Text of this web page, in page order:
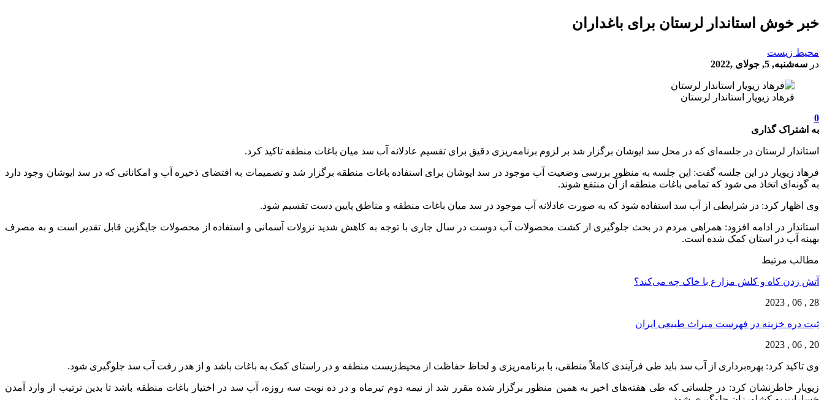
خبر خوش استاندار لرستان برای باغداران
محیط زیست
در سه‌شنبه, 5, جولای ,2022
فرهاد زیویار استاندار لرستان
0
به اشتراک گذاری
استاندار لرستان در جلسه‌ای که در محل سد ایوشان برگزار شد بر لزوم برنامه‌ریزی دقیق برای تقسیم عادلانه آب سد میان باغات منطقه تاکید کرد.
فرهاد زیویار در این جلسه گفت: این جلسه به منظور بررسی وضعیت آب موجود در سد ایوشان برای استفاده باغات منطقه برگزار شد و تصمیمات به اقتضای ذخیره آب و امکاناتی که در سد ایوشان وجود دارد
به گونه‌ای اتخاذ می شود که تمامی باغات منطقه از آن منتفع شوند.
وی اظهار کرد: در شرایطی از آب سد استفاده شود که به صورت عادلانه آب موجود در سد میان باغات منطقه و مناطق پایین دست تقسیم شود.
استاندار در ادامه افزود: همراهی مردم در بحث جلوگیری از کشت محصولات آب دوست در سال جاری با توجه به کاهش شدید نزولات آسمانی و استفاده از محصولات جایگزین قابل تقدیر است و به مصرف
بهینه آب در استان کمک شده است.
مطالب مرتبط
آتش زدن کاه و کلش مزارع با خاک چه می‌کند؟
28 , 06 , 2023
ثبت دره خزینه در فهرست میراث طبیعی ایران
20 , 06 , 2023
وی تاکید کرد: بهره‌برداری از آب سد باید طی فرآیندی کاملاً منطقی، با برنامه‌ریزی و لحاظ حفاظت از محیط‌زیست منطقه و در راستای کمک به باغات باشد و از هدر رفت آب سد جلوگیری شود.
زیویار خاطرنشان کرد: در جلساتی که طی هفته‌های اخیر به همین منظور برگزار شده مقرر شد از نیمه دوم تیرماه و در ده نوبت سه روزه، آب سد در اختیار باغات منطقه باشد تا بدین ترتیب از وارد آمدن